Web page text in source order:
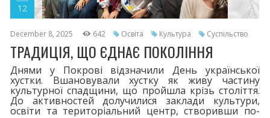
12
December 8, 2025 642 Освіта Культура Суспільство
ТРАДИЦІЯ, ЩО ЄДНАЄ ПОКОЛІННЯ
Днями у Покрові відзначили День української
хустки. Вшановували хустку як живу частину
культурної спадщини, що пройшла крізь століття.
До активностей долучилися заклади культури,
освіти та територіальний центр, створивши по-